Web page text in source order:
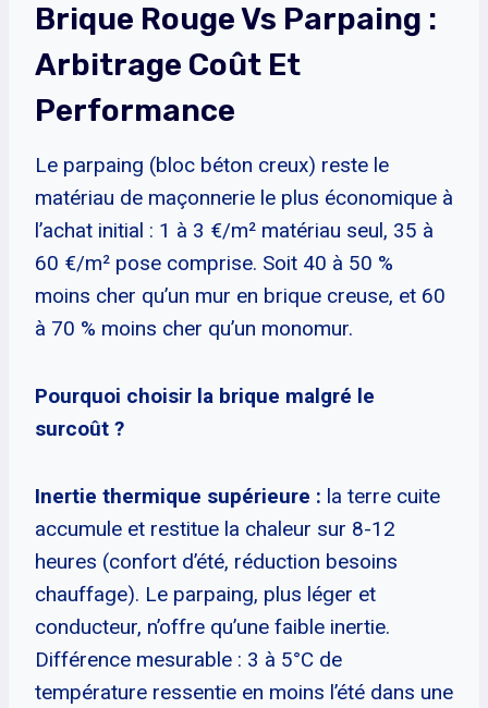
Brique Rouge Vs Parpaing :
Arbitrage Coût Et
Performance
Le parpaing (bloc béton creux) reste le
matériau de maçonnerie le plus économique à
l’achat initial : 1 à 3 €/m² matériau seul, 35 à
60 €/m² pose comprise. Soit 40 à 50 %
moins cher qu’un mur en brique creuse, et 60
à 70 % moins cher qu’un monomur.
Pourquoi choisir la brique malgré le
surcoût ?
Inertie thermique supérieure : la terre cuite
accumule et restitue la chaleur sur 8-12
heures (confort d’été, réduction besoins
chauffage). Le parpaing, plus léger et
conducteur, n’offre qu’une faible inertie.
Différence mesurable : 3 à 5°C de
température ressentie en moins l’été dans une